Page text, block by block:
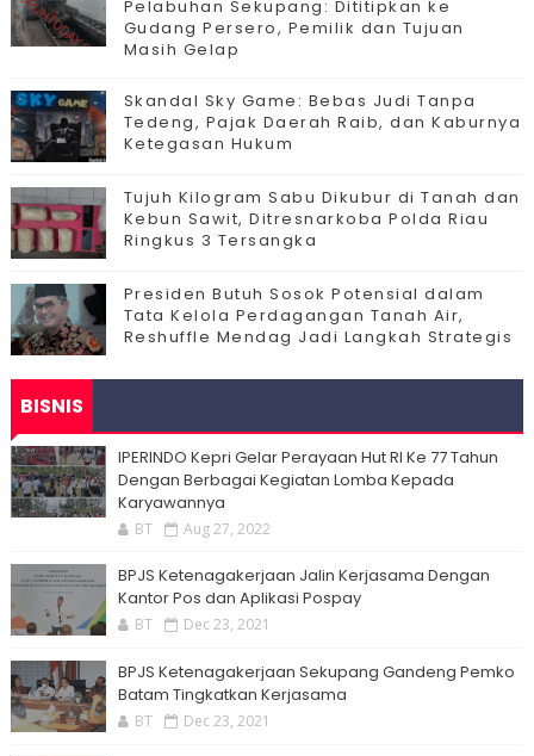
Pelabuhan Sekupang: Dititipkan ke
Gudang Persero, Pemilik dan Tujuan
Masih Gelap
Skandal Sky Game: Bebas Judi Tanpa
Tedeng, Pajak Daerah Raib, dan Kaburnya
Ketegasan Hukum
Tujuh Kilogram Sabu Dikubur di Tanah dan
Kebun Sawit, Ditresnarkoba Polda Riau
Ringkus 3 Tersangka
Presiden Butuh Sosok Potensial dalam
Tata Kelola Perdagangan Tanah Air,
Reshuffle Mendag Jadi Langkah Strategis
BISNIS
IPERINDO Kepri Gelar Perayaan Hut RI Ke 77 Tahun
Dengan Berbagai Kegiatan Lomba Kepada
Karyawannya
BT Aug 27, 2022
BPJS Ketenagakerjaan Jalin Kerjasama Dengan
Kantor Pos dan Aplikasi Pospay
BT Dec 23, 2021
BPJS Ketenagakerjaan Sekupang Gandeng Pemko
Batam Tingkatkan Kerjasama
BT Dec 23, 2021